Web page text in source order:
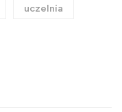
uczelnia